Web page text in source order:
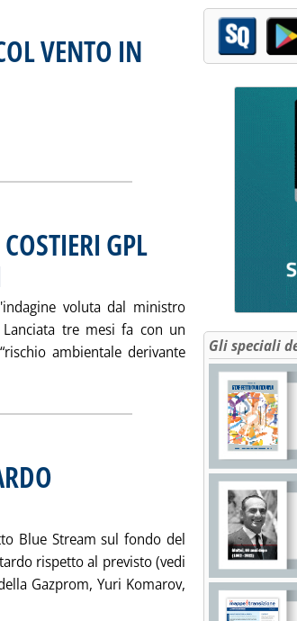
VENTO IN
VENTO IN POPPA ANCHE NEL 2000'
GPL
voluta dal ministro
tre mesi fa con un
ambientale derivante
tutta la notizia: 'INDAGINE BORDON SU
Blue Stream sul fondo del
rispetto al previsto (vedi
Gazprom, Yuri Komarov,
notizia: 'GAZPROM: BLUE STREAM IN
Gli speciali